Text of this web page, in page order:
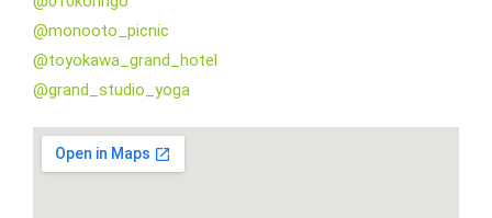
@monooto_picnic
@toyokawa_grand_hotel
@grand_studio_yoga